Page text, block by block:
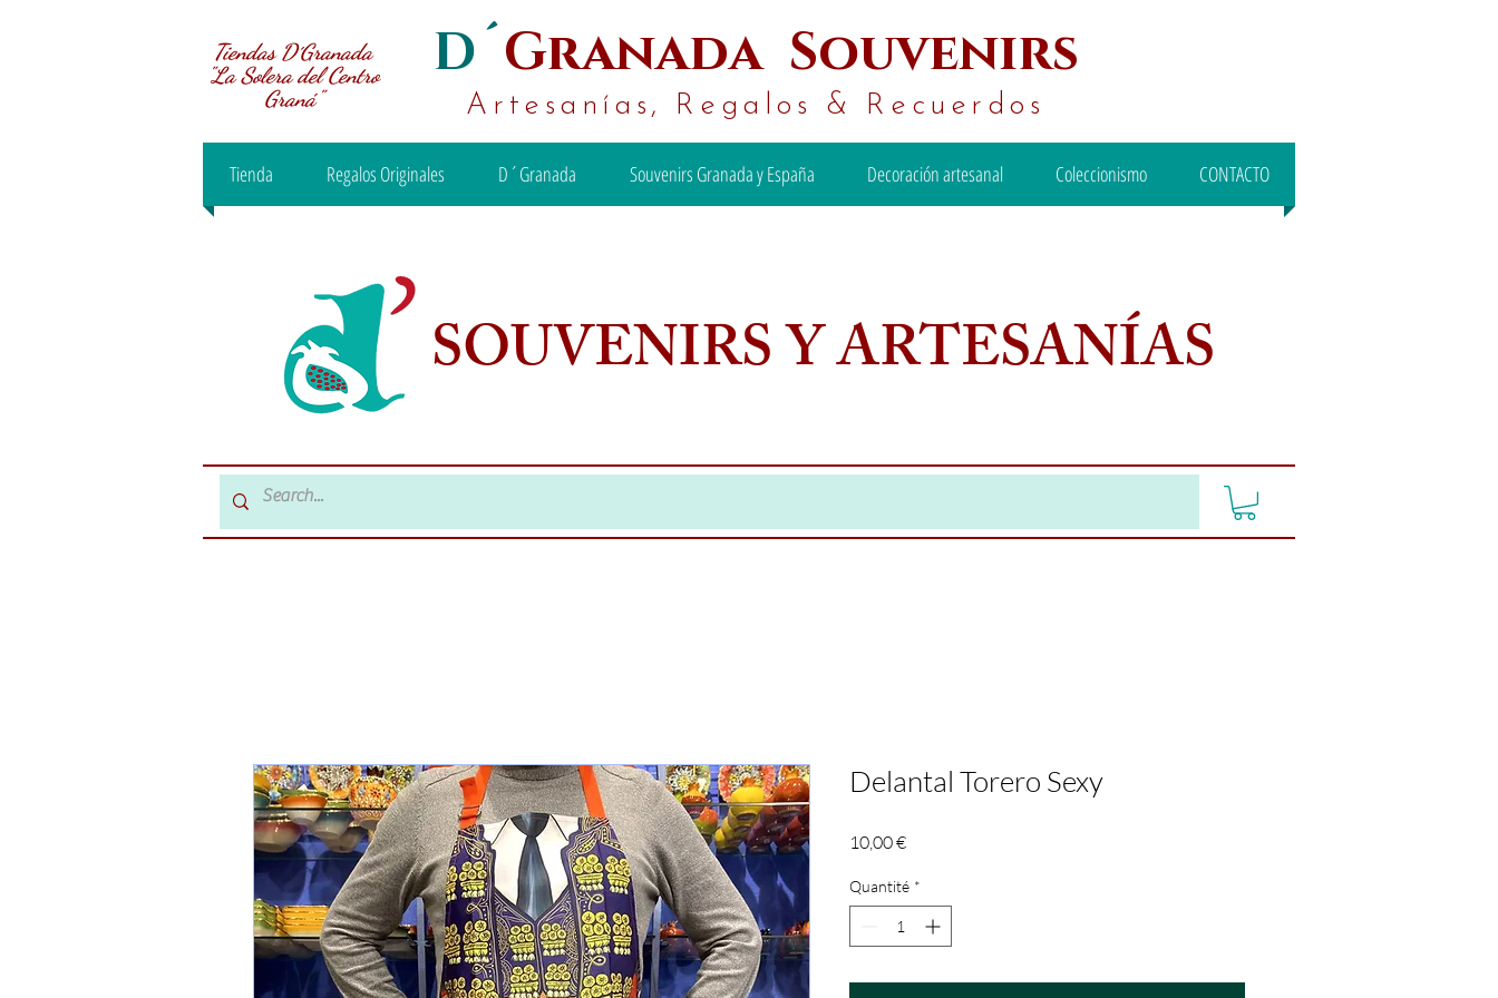
Tiendas D´Granada
"La Solera del Centro
Graná"
D´Granada Souvenirs
Artesanías, Regalos & Recuerdos
Tienda Regalos Originales D´Granada Souvenirs Granada y España Decoración artesanal Coleccionismo CONTACTO
SOUVENIRS Y ARTESANÍAS
Delantal Torero Sexy
10,00 €Prix
Quantité *